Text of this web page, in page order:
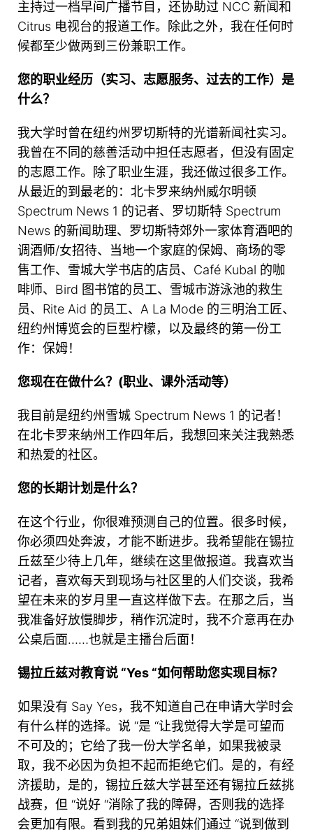
主持过一档早间广播节目，还协助过 NCC 新闻和
Citrus 电视台的报道工作。除此之外，我在任何时
候都至少做两到三份兼职工作。
您的职业经历（实习、志愿服务、过去的工作）是
什么？
我大学时曾在纽约州罗切斯特的光谱新闻社实习。
我曾在不同的慈善活动中担任志愿者，但没有固定
的志愿工作。除了职业生涯，我还做过很多工作。
从最近的到最老的：北卡罗来纳州威尔明顿
Spectrum News 1 的记者、罗切斯特 Spectrum
News 的新闻助理、罗切斯特郊外一家体育酒吧的
调酒师/女招待、当地一个家庭的保姆、商场的零
售工作、雪城大学书店的店员、Café Kubal 的咖
啡师、Bird 图书馆的员工、雪城市游泳池的救生
员、Rite Aid 的员工、A La Mode 的三明治工匠、
纽约州博览会的巨型柠檬，以及最终的第一份工
作：保姆！
您现在在做什么？(职业、课外活动等）
我目前是纽约州雪城 Spectrum News 1 的记者！
在北卡罗来纳州工作四年后，我想回来关注我熟悉
和热爱的社区。
您的长期计划是什么？
在这个行业，你很难预测自己的位置。很多时候，
你必须四处奔波，才能不断进步。我希望能在锡拉
丘兹至少待上几年，继续在这里做报道。我喜欢当
记者，喜欢每天到现场与社区里的人们交谈，我希
望在未来的岁月里一直这样做下去。在那之后，当
我准备好放慢脚步，稍作沉淀时，我不介意再在办
公桌后面……也就是主播台后面！
锡拉丘兹对教育说 “Yes “如何帮助您实现目标？
如果没有 Say Yes，我不知道自己在申请大学时会
有什么样的选择。说 “是 “让我觉得大学是可望而
不可及的；它给了我一份大学名单，如果我被录
取，我不必因为负担不起而拒绝它们。是的，有经
济援助，是的，锡拉丘兹大学甚至还有锡拉丘兹挑
战赛，但 “说好 “消除了我的障碍，否则我的选择
会更加有限。看到我的兄弟姐妹们通过 “说到做到